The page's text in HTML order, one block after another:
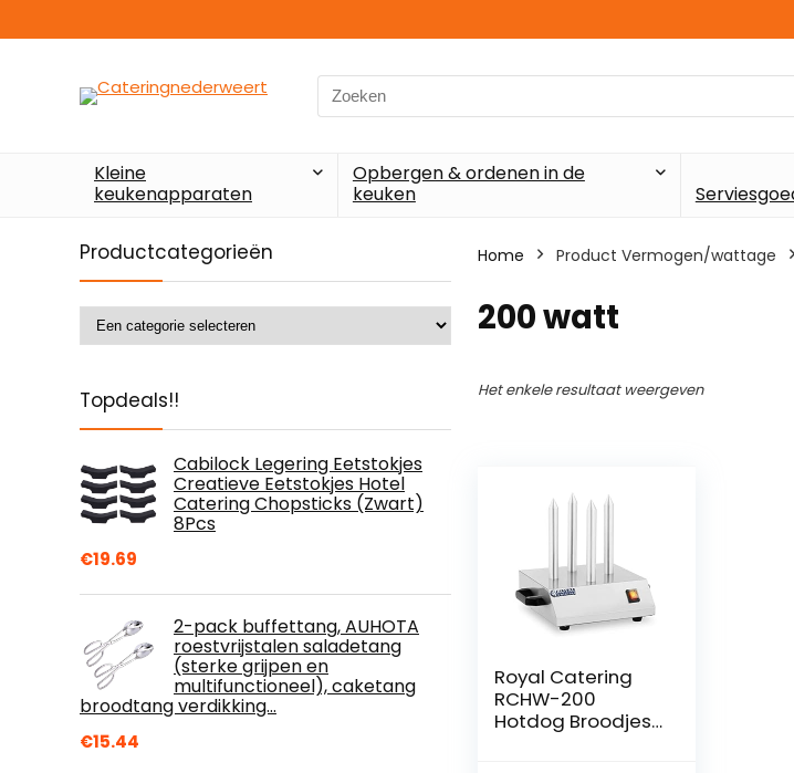
Search
for:
Kleine
keukenapparaten
Opbergen & ordenen in de
keuken
Productcategorieën
Topdeals!!
Cabilock Legering Eetstokjes
Creatieve Eetstokjes Hotel
Catering Chopsticks (Zwart)
8Pcs
€19.69
2-pack buffettang, AUHOTA
roestvrijstalen saladetang
(sterke grijpen en
multifunctioneel), caketang
broodtang verdikking…
€15.44
Home Product Vermogen/wattage
‎200 watt
Het enkele resultaat weergeven
Royal Catering
RCHW-200
Hotdog Broodjes